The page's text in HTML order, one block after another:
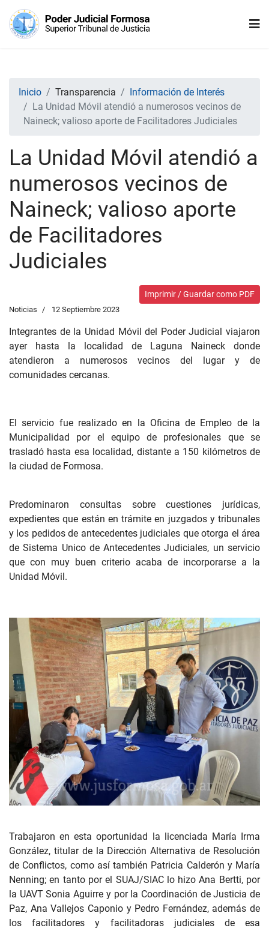
Inicio Transparencia
Información de Interés
La Unidad Móvil atendió a numerosos vecinos de
Naineck; valioso aporte de Facilitadores Judiciales
La Unidad Móvil atendió a
numerosos vecinos de
Naineck; valioso aporte
de Facilitadores
Judiciales
Imprimir / Guardar como PDF
Noticias 12 Septiembre 2023
Integrantes de la Unidad Móvil del Poder Judicial viajaron
ayer hasta la localidad de Laguna Naineck donde
atendieron a numerosos vecinos del lugar y de
comunidades cercanas.
El servicio fue realizado en la Oficina de Empleo de la
Municipalidad por el equipo de profesionales que se
trasladó hasta esa localidad, distante a 150 kilómetros de
la ciudad de Formosa.
Predominaron consultas sobre cuestiones jurídicas,
expedientes que están en trámite en juzgados y tribunales
y los pedidos de antecedentes judiciales que otorga el área
de Sistema Unico de Antecedentes Judiciales, un servicio
que con muy buen criterio acaba de incorporarse a la
Unidad Móvil.
Trabajaron en esta oportunidad la licenciada María Irma
González, titular de la Dirección Alternativa de Resolución
de Conflictos, como así también Patricia Calderón y María
Nenning; en tanto por el SUAJ/SIAC lo hizo Ana Bertti, por
la UAVT Sonia Aguirre y por la Coordinación de Justicia de
Paz, Ana Vallejos Caponio y Pedro Fernández, además de
los facilitadores y facilitadoras judiciales de esa